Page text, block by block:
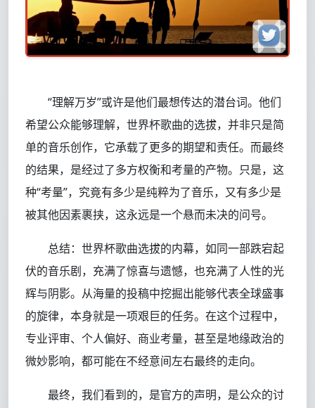
“理解万岁”或许是他们最想传达的潜台词。他们
希望公众能够理解，世界杯歌曲的选拔，并非只是简
单的音乐创作，它承载了更多的期望和责任。而最终
的结果，是经过了多方权衡和考量的产物。只是，这
种“考量”，究竟有多少是纯粹为了音乐，又有多少是
被其他因素裹挟，这永远是一个悬而未决的问号。
总结：世界杯歌曲选拔的内幕，如同一部跌宕起
伏的音乐剧，充满了惊喜与遗憾，也充满了人性的光
辉与阴影。从海量的投稿中挖掘出能够代表全球盛事
的旋律，本身就是一项艰巨的任务。在这个过程中，
专业评审、个人偏好、商业考量，甚至是地缘政治的
微妙影响，都可能在不经意间左右最终的走向。
最终，我们看到的，是官方的声明，是公众的讨